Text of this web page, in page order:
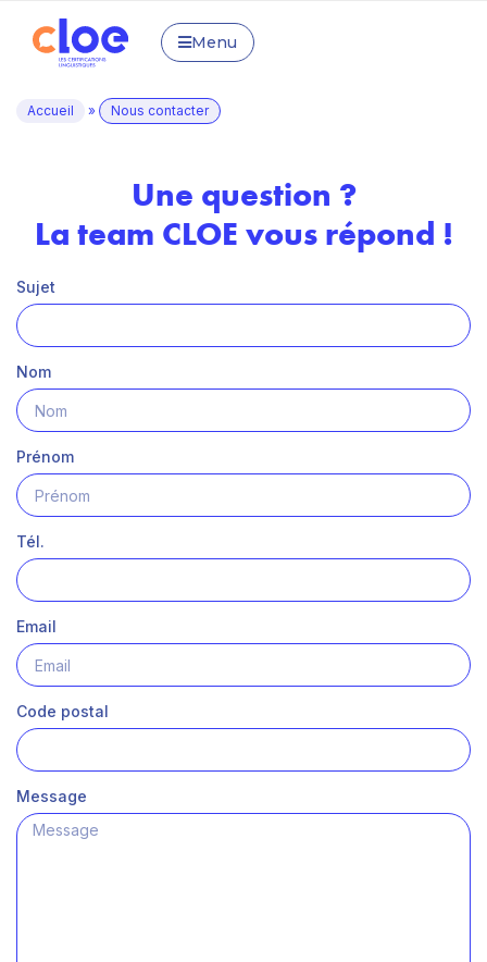
Menu
Accueil » Nous contacter
Une question ?
La team CLOE vous répond !
Sujet
Nom
Prénom
Tél.
Email
Code postal
Message